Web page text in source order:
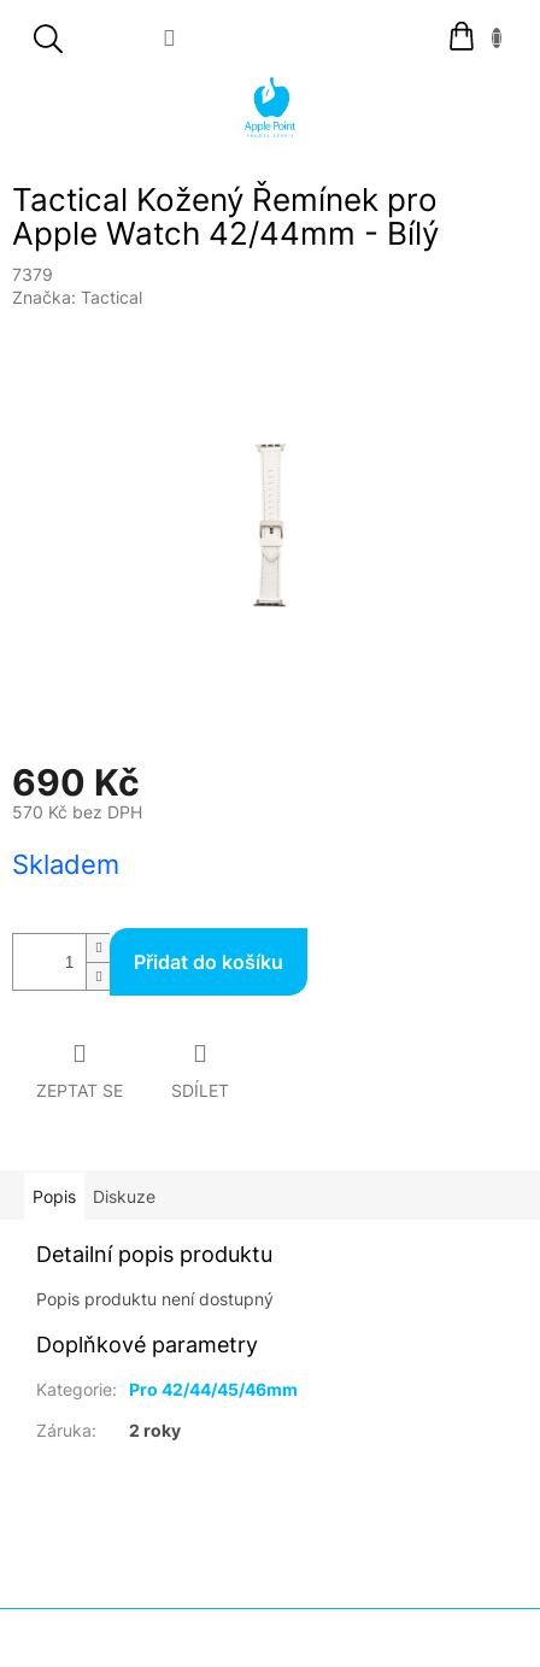
Nákupní
košík
Tactical Kožený Řemínek pro
Apple Watch 42/44mm - Bílý
7379
Značka: Tactical
690 Kč
570 Kč bez DPH
cena:
Skladem
Přidat do košíku
ZEPTAT SE SDÍLET
Popis Diskuze
Detailní popis produktu
Popis produktu není dostupný
Doplňkové parametry
Kategorie:
Pro 42/44/45/46mm
Záruka: 2 roky